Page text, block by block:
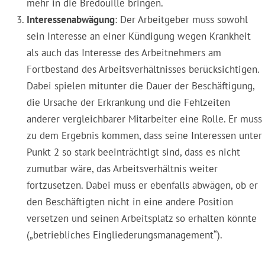
mehr in die Bredouille bringen.
Interessenabwägung: Der Arbeitgeber muss sowohl
sein Interesse an einer Kündigung wegen Krankheit
als auch das Interesse des Arbeitnehmers am
Fortbestand des Arbeitsverhältnisses berücksichtigen.
Dabei spielen mitunter die Dauer der Beschäftigung,
die Ursache der Erkrankung und die Fehlzeiten
anderer vergleichbarer Mitarbeiter eine Rolle. Er muss
zu dem Ergebnis kommen, dass seine Interessen unter
Punkt 2 so stark beeinträchtigt sind, dass es nicht
zumutbar wäre, das Arbeitsverhältnis weiter
fortzusetzen. Dabei muss er ebenfalls abwägen, ob er
den Beschäftigten nicht in eine andere Position
versetzen und seinen Arbeitsplatz so erhalten könnte
(„be­trieb­li­ches Ein­glie­de­rungs­ma­nage­ment“).